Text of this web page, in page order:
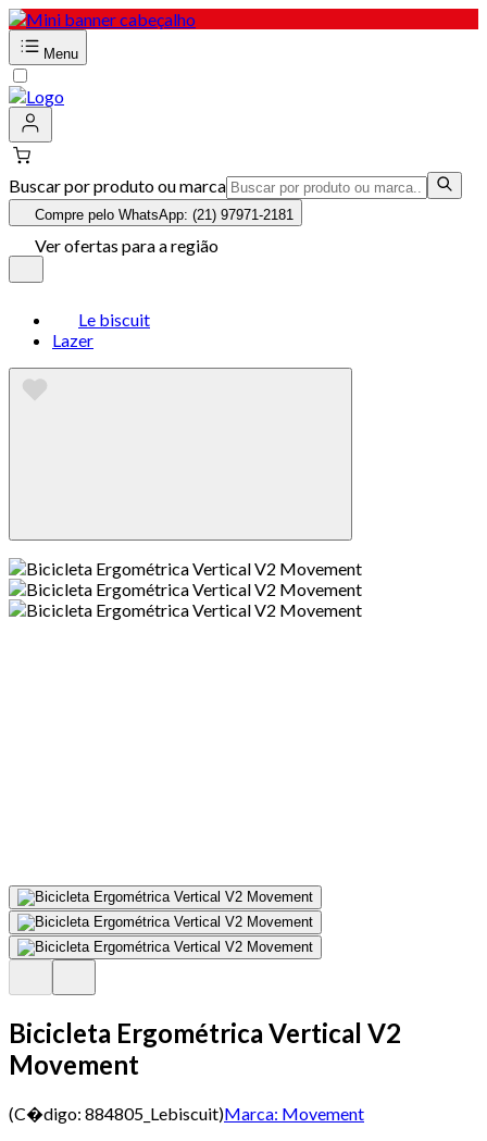
Menu
Buscar por produto ou marca
Compre pelo WhatsApp: (21) 97971-2181
Ver ofertas para a região
Le biscuit
Lazer
Bicicleta Ergométrica Vertical V2
Movement
(C�digo: 884805_Lebiscuit)Marca: Movement